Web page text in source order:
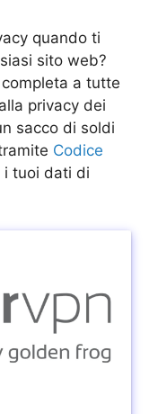
quando ti
sito web?
a tutte
privacy dei
sacco di soldi
Codice
i tuoi dati di